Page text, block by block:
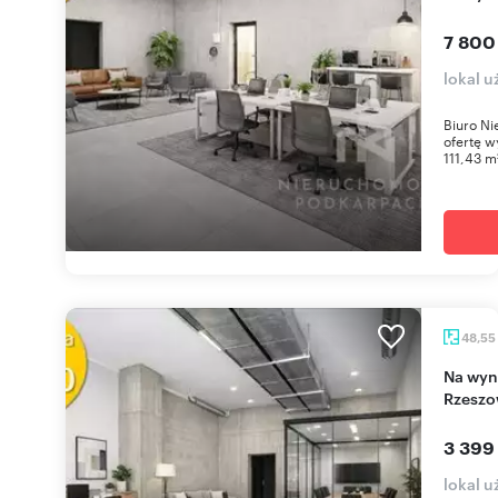
7 800
lokal
Biuro
ofertę
111,43
48,55
Na wynajem przestronny lokal 48,55 m² w
3 399
lokal